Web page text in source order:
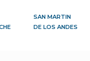
SAN MARTIN
DE LOS ANDES